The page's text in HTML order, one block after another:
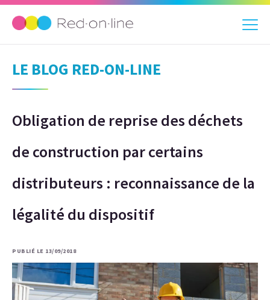
LE BLOG RED-ON-LINE
Obligation de reprise des déchets
de construction par certains
distributeurs : reconnaissance de la
légalité du dispositif
PUBLIÉ LE 13/09/2018